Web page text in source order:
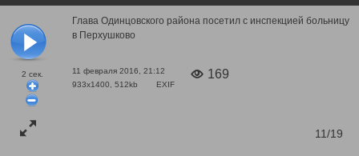
2 сек.
Глава Одинцовского района посетил с инспекцией больницу
в Перхушково
11 февраля 2016, 21:12
933x1400, 512kb
EXIF
169
11/19